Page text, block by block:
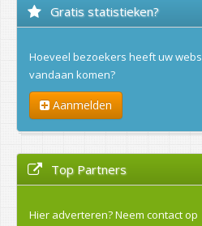
Gratis statistieken?
Hoeveel bezoekers heeft uw
vandaan komen?
Aanmelden
Top Partners
Hier adverteren?Neem contact op